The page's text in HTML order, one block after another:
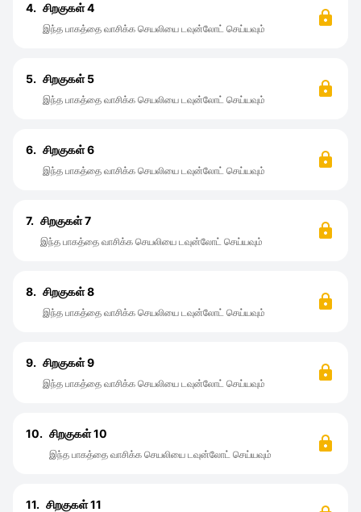
4. சிறகுகள் 4
இந்த பாகத்தை வாசிக்க செயலியை டவுன்லோட் செய்யவும்
5. சிறகுகள் 5
இந்த பாகத்தை வாசிக்க செயலியை டவுன்லோட் செய்யவும்
6. சிறகுகள் 6
இந்த பாகத்தை வாசிக்க செயலியை டவுன்லோட் செய்யவும்
7. சிறகுகள் 7
இந்த பாகத்தை வாசிக்க செயலியை டவுன்லோட் செய்யவும்
8. சிறகுகள் 8
இந்த பாகத்தை வாசிக்க செயலியை டவுன்லோட் செய்யவும்
9. சிறகுகள் 9
இந்த பாகத்தை வாசிக்க செயலியை டவுன்லோட் செய்யவும்
10. சிறகுகள் 10
இந்த பாகத்தை வாசிக்க செயலியை டவுன்லோட் செய்யவும்
11. சிறகுகள் 11